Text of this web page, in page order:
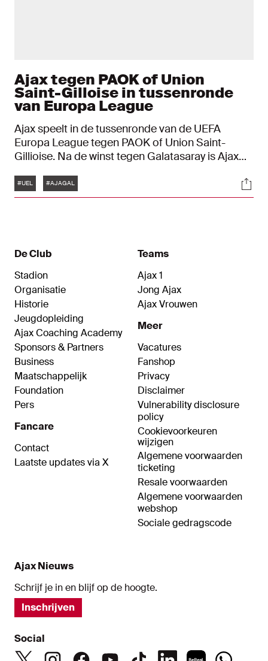
Ajax tegen PAOK of Union
Saint-Gilloise in tussenronde
van Europa League
Ajax speelt in de tussenronde van de UEFA
Europa League tegen PAOK of Union Saint-
Gillioise. Na de winst tegen Galatasaray is Ajax
de Europese clubcompetitie. Ajax ontmoet in de
play-offs de nummer 21 of 22 van de ranglijst. De
Tags
#UEL #AJAGAL
De Club
Stadion
Organisatie
Historie
Jeugdopleiding
Ajax Coaching Academy
Sponsors & Partners
Business
Maatschappelijk
Foundation
Pers
Fancare
Contact
Laatste updates via X
Teams
Ajax 1
Jong Ajax
Ajax Vrouwen
Meer
Vacatures
Fanshop
Privacy
Disclaimer
Vulnerability disclosure
policy
Cookievoorkeuren
wijzigen
Algemene voorwaarden
ticketing
Resale voorwaarden
Algemene voorwaarden
webshop
Sociale gedragscode
Ajax Nieuws
Schrijf je in en blijf op de hoogte.
Inschrijven
Social